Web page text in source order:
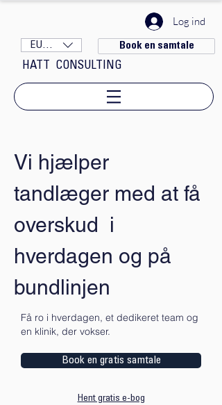
EUR (€)
Log ind
Book en samtale
HATT CONSULTING
Vi hjælper
tandlæger med at få
overskud i
hverdagen og på
bundlinjen
Få ro i hverdagen, et dedikeret team og
en klinik, der vokser.
Book en gratis samtale
Hent gratis e-bog